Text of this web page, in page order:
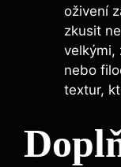
oživení
zkusit‌
velkými,
nebo
textur,